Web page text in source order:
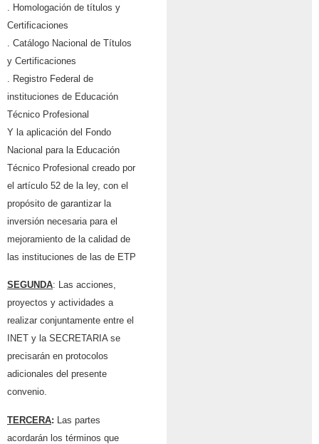
. Homologación de títulos y
Certificaciones
. Catálogo Nacional de Títulos
y Certificaciones
. Registro Federal de
instituciones de Educación
Técnico Profesional
Y la aplicación del Fondo
Nacional para la Educación
Técnico Profesional creado por
el artículo 52 de la ley, con el
propósito de garantizar la
inversión necesaria para el
mejoramiento de la calidad de
las instituciones de las de ETP
SEGUNDA: Las acciones,
proyectos y actividades a
realizar conjuntamente entre el
INET y la SECRETARIA se
precisarán en protocolos
adicionales del presente
convenio.
TERCERA: Las partes
acordarán los términos que